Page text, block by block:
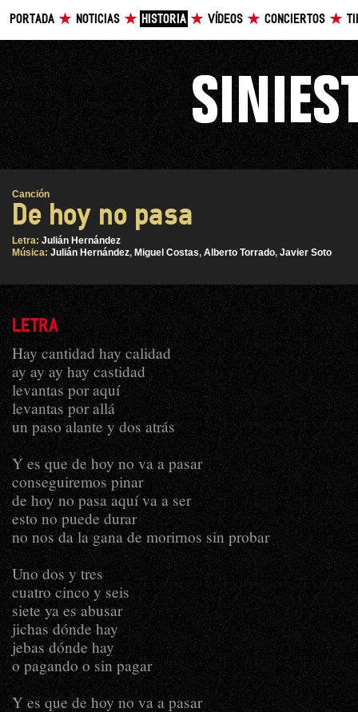
PORTADA NOTICIAS HISTORIA VÍDEOS CONCIERTOS
Canción
De hoy no pasa
Letra: Julián Hernández
Música: Julián Hernández, Miguel Costas, Alberto Torrado, Javier Soto
LETRA
Hay cantidad hay calidad
ay ay ay hay castidad
levantas por aquí
levantas por allá
un paso alante y dos atrás
Y es que de hoy no va a pasar
conseguiremos pinar
de hoy no pasa aquí va a ser
esto no puede durar
no nos da la gana de morirnos sin probar
Uno dos y tres
cuatro cinco y seis
siete ya es abusar
jichas dónde hay
jebas dónde hay
o pagando o sin pagar
Y es que de hoy no va a pasar